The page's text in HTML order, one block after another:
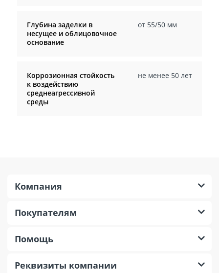
Глубина заделки в
несущее и облицовочное
основание
от 55/50 мм
Коррозионная стойкость
к воздействию
среднеагрессивной
среды
не менее 50 лет
Компания
Покупателям
Помощь
Реквизиты компании